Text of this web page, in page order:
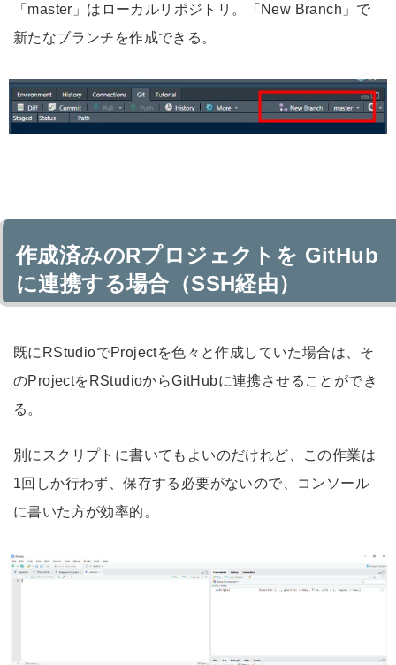
「master」はローカルリポジトリ。「New Branch」で
新たなブランチを作成できる。
作成済みのRプロジェクトを GitHub
に連携する場合（SSH経由）
既にRStudioでProjectを色々と作成していた場合は、そ
のProjectをRStudioからGitHubに連携させることができ
る。
別にスクリプトに書いてもよいのだけれど、この作業は
1回しか行わず、保存する必要がないので、コンソール
に書いた方が効率的。